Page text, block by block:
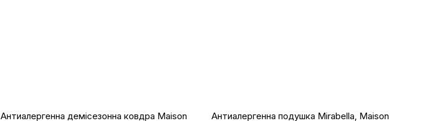
Антиалергенна демісезонна ковдра Maison
Антиалергенна подушка Mirabella, Maison